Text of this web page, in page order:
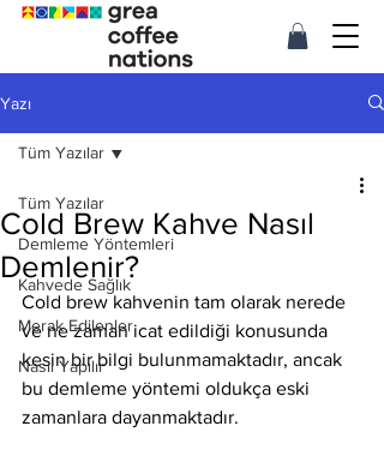
Yazı
Tüm Yazılar
Demleme Yöntemleri
Kahvede Sağlık
Merak Edilenler
Nasıl Yapılır
Tüm Yazılar
Cold Brew Kahve Nasıl
Demlenir?
Cold brew kahvenin tam olarak nerede
ve ne zaman icat edildiği konusunda
kesin bir bilgi bulunmamaktadır, ancak
bu demleme yöntemi oldukça eski
zamanlara dayanmaktadır.